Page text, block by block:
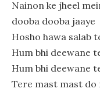
Nainon ke jheel
dooba dooba jaaye
Hosho hawa salab
Hum bhi deewane
Hum bhi deewane
Tere mast mast do